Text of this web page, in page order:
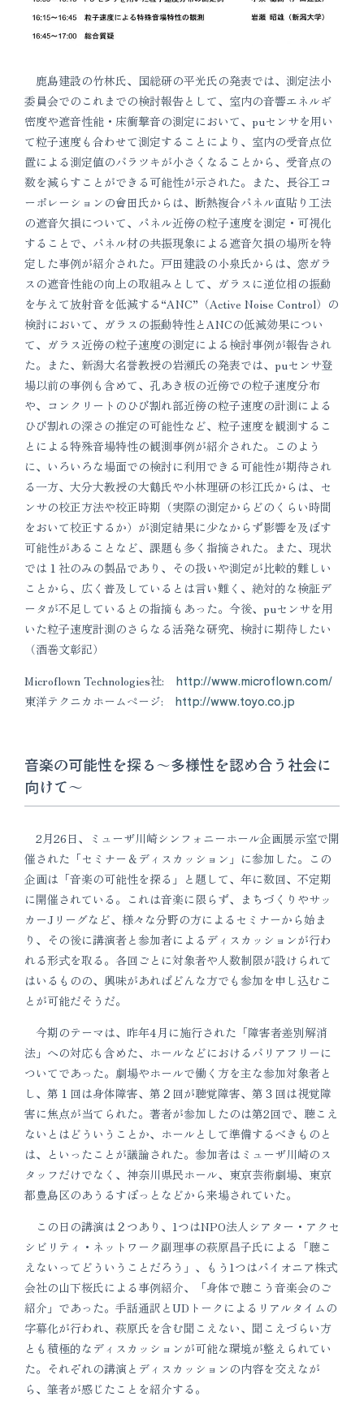
鹿島建設の竹林氏、国総研の平光氏の発表では、測定法小
委員会でのこれまでの検討報告として、室内の音響エネルギ
密度や遮音性能・床衝撃音の測定において、puセンサを用い
て粒子速度も合わせて測定することにより、室内の受音点位
置による測定値のバラツキが小さくなることから、受音点の
数を減らすことができる可能性が示された。また、長谷工コ
ーポレーションの會田氏からは、断熱複合パネル直貼り工法
の遮音欠損について、パネル近傍の粒子速度を測定・可視化
することで、パネル材の共振現象による遮音欠損の場所を特
定した事例が紹介された。戸田建設の小泉氏からは、窓ガラ
スの遮音性能の向上の取組みとして、ガラスに逆位相の振動
を与えて放射音を低減する“ANC”（Active Noise Control）の
検討において、ガラスの振動特性とANCの低減効果につい
て、ガラス近傍の粒子速度の測定による検討事例が報告され
た。また、新潟大名誉教授の岩瀬氏の発表では、puセンサ登
場以前の事例も含めて、孔あき板の近傍での粒子速度分布
や、コンクリートのひび割れ部近傍の粒子速度の計測による
ひび割れの深さの推定の可能性など、粒子速度を観測するこ
とによる特殊音場特性の観測事例が紹介された。このよう
に、いろいろな場面での検討に利用できる可能性が期待され
る一方、大分大教授の大鶴氏や小林理研の杉江氏からは、セ
ンサの校正方法や校正時期（実際の測定からどのくらい時間
をおいて校正するか）が測定結果に少なからず影響を及ぼす
可能性があることなど、課題も多く指摘された。また、現状
では１社のみの製品であり、その扱いや測定が比較的難しい
ことから、広く普及しているとは言い難く、絶対的な検証デ
ータが不足しているとの指摘もあった。今後、puセンサを用
いた粒子速度計測のさらなる活発な研究、検討に期待したい
（酒巻文彰記）
Microflown Technologies社: http://www.microflown.com/
東洋テクニカホームページ: http://www.toyo.co.jp
音楽の可能性を探る〜多様性を認め合う社会に
向けて〜
2月26日、ミューザ川崎シンフォニーホール企画展示室で開
催された「セミナー＆ディスカッション」に参加した。この
企画は「音楽の可能性を探る」と題して、年に数回、不定期
に開催されている。これは音楽に限らず、まちづくりやサッ
カーJリーグなど、様々な分野の方によるセミナーから始ま
り、その後に講演者と参加者によるディスカッションが行わ
れる形式を取る。各回ごとに対象者や人数制限が設けられて
はいるものの、興味があればどんな方でも参加を申し込むこ
とが可能だそうだ。
今期のテーマは、昨年4月に施行された「障害者差別解消
法」への対応も含めた、ホールなどにおけるバリアフリーに
ついてであった。劇場やホールで働く方を主な参加対象者と
し、第１回は身体障害、第２回が聴覚障害、第３回は視覚障
害に焦点が当てられた。著者が参加したのは第2回で、聴こえ
ないとはどういうことか、ホールとして準備するべきものと
は、といったことが議論された。参加者はミューザ川崎のス
タッフだけでなく、神奈川県民ホール、東京芸術劇場、東京
都豊島区のあうるすぽっとなどから来場されていた。
この日の講演は２つあり、1つはNPO法人シアター・アクセ
シビリティ・ネットワーク副理事の萩原昌子氏による「聴こ
えないってどういうことだろう」、もう1つはパイオニア株式
会社の山下桜氏による事例紹介、「身体で聴こう音楽会のご
紹介」であった。手話通訳とUDトークによるリアルタイムの
字幕化が行われ、萩原氏を含む聞こえない、聞こえづらい方
とも積極的なディスカッションが可能な環境が整えられてい
た。それぞれの講演とディスカッションの内容を交えなが
ら、筆者が感じたことを紹介する。